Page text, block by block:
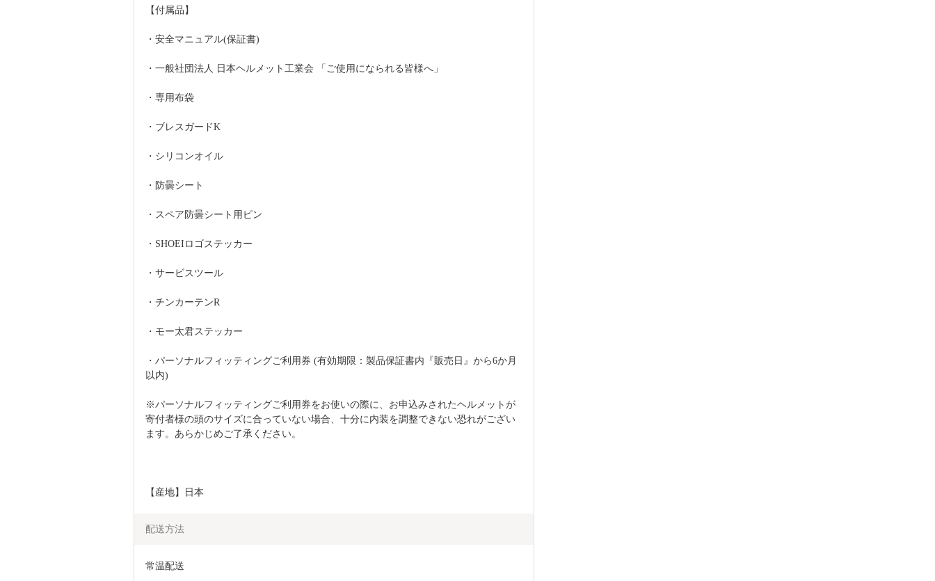
【付属品】
・安全マニュアル(保証書)
・一般社団法人 日本ヘルメット工業会 「ご使用になられる皆様へ」
・専用布袋
・ブレスガードK
・シリコンオイル
・防曇シート
・スペア防曇シート用ピン
・SHOEIロゴステッカー
・サービスツール
・チンカーテンR
・モー太君ステッカー
・パーソナルフィッティングご利用券 (有効期限：製品保証書内『販売日』から6か月
以内)
※パーソナルフィッティングご利用券をお使いの際に、お申込みされたヘルメットが
寄付者様の頭のサイズに合っていない場合、十分に内装を調整できない恐れがござい
ます。あらかじめご了承ください。
【産地】日本
配送方法
常温配送